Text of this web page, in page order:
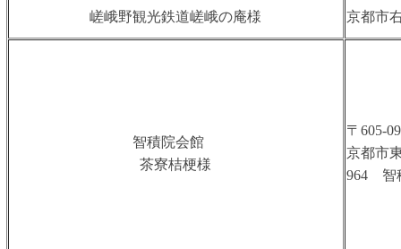
嵯峨野観光鉄道嵯峨の庵様 京都市
智積院会館
茶寮桔梗様
〒605-
京都市
964 智